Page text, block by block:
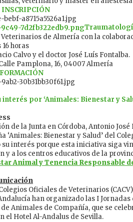
INSCRIPCIÓN
de Almería con la
16 horas
Calvo y el doctor José Luís Fontalba.
Pamplona, 16, 04007 Almería
por ‘Animales: Bienestar y
de la Junta en Córdoba, Antonio
‘Animales: Bienestar y Salud’ del
interés porque esta iniciativa siga
y a los centros educativos de la
Animal y Tenencia Responsable
Oficiales de Veterinarios
han organizado las I
Animales de Compañía, que se
el Hotel Al-Andalus de Sevilla.